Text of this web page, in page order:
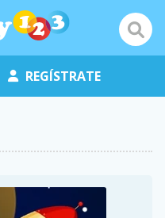
REGÍSTRATE